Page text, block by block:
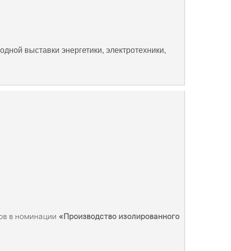
выставки энергетики, электротехники,
в номинации «Производство изолированного